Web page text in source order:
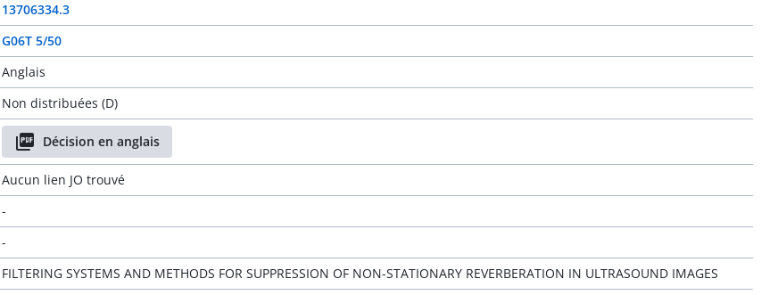
13706334.3
G06T 5/50
Anglais
Non distribuées (D)
Décision en anglais
Aucun lien JO trouvé
-
-
FILTERING SYSTEMS AND METHODS FOR SUPPRESSION OF NON-STATIONARY REVERBERATION IN ULTRASOUND IMAGES